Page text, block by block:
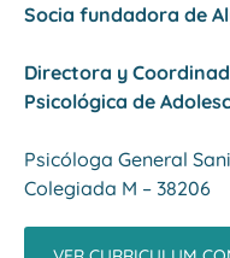
Socia fundadora de
Directora y
Psicológica de
Psicóloga General
Colegiada M – 38206